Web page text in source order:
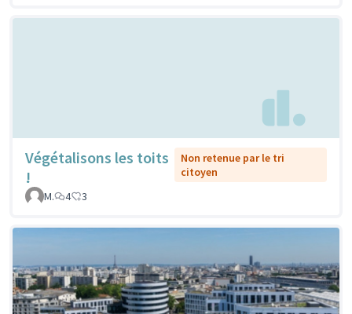
Végétalisons les toits
!
Non retenue par le tri
citoyen
M.
4 3